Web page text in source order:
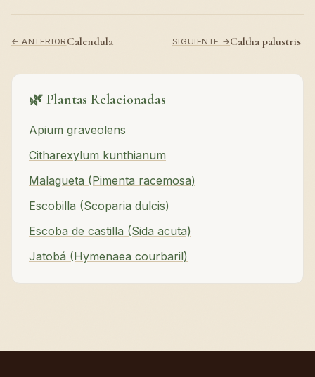
← ANTERIORCalendula SIGUIENTE →Caltha palustris
🌿 Plantas Relacionadas
Apium graveolens
Citharexylum kunthianum
Malagueta (Pimenta racemosa)
Escobilla (Scoparia dulcis)
Escoba de castilla (Sida acuta)
Jatobá (Hymenaea courbaril)